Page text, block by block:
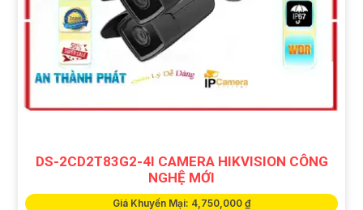
DS-2CD2T83G2-4I CAMERA HIKVISION CÔNG
NGHỆ MỚI
Giá Khuyến Mại: 4,750,000 ₫